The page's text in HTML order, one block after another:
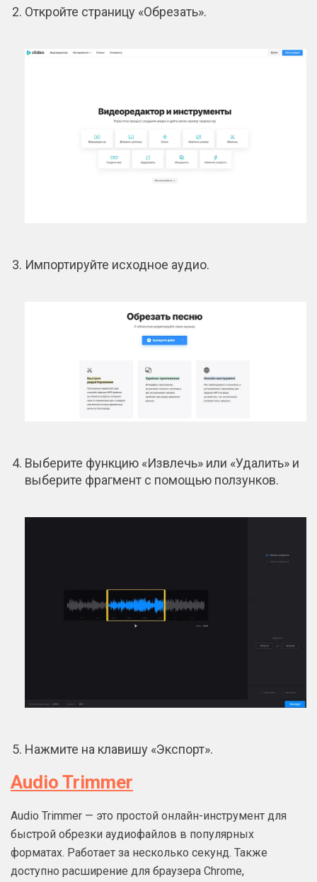
Откройте страницу «Обрезать».
Импортируйте исходное аудио.
Выберите функцию «Извлечь» или «Удалить» и
выберите фрагмент с помощью ползунков.
Нажмите на клавишу «Экспорт».
Audio Trimmer
Audio Trimmer — это простой онлайн-инструмент для
быстрой обрезки аудиофайлов в популярных
форматах. Работает за несколько секунд. Также
доступно расширение для браузера Chrome,